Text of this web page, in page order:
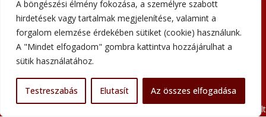
A böngészési élmény fokozása, a személyre szabott
hirdetések vagy tartalmak megjelenítése, valamint a
forgalom elemzése érdekében sütiket (cookie) használunk.
A "Mindet elfogadom" gombra kattintva hozzájárulhat a
sütik használatához.
Testreszabás Elutasít Az összes elfogadása
Adatkezelési tájékoztató
Általános szerződési feltételek
Kapcsolat
Minden jog fenntartva © 2026 Szent Atanáz Könyv- és Kegytárgybolt